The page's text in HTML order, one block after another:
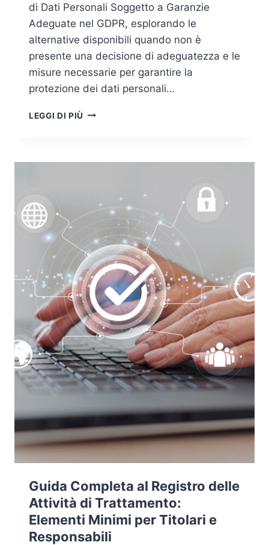
di Dati Personali Soggetto a Garanzie
Adeguate nel GDPR, esplorando le
alternative disponibili quando non è
presente una decisione di adeguatezza e le
misure necessarie per garantire la
protezione dei dati personali…
LEGGI DI PIÙ TRASFERIMENTO
SOGGETTO
ADEGUATE
Guida Completa al Registro delle
Attività di Trattamento:
Elementi Minimi per Titolari e
Responsabili